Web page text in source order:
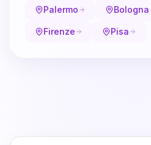
Palermo Bologna
Firenze Pisa